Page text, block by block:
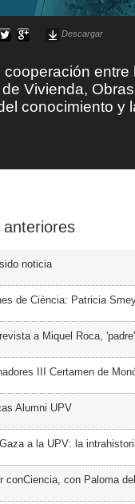
Descargar
Vivienda,
conocimiento y
noticia
de Ciència: Patricia
a Miquel Roca,
III Certamen de
Alumni UPV
a la UPV: la
conCiencia, con Paloma